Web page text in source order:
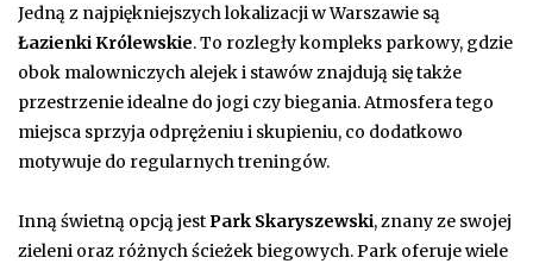
Jedną z najpiękniejszych lokalizacji w Warszawie są
Łazienki Królewskie. To rozległy kompleks parkowy, gdzie
obok malowniczych alejek i stawów znajdują się także
przestrzenie idealne do jogi czy biegania. Atmosfera tego
miejsca sprzyja odprężeniu i skupieniu, co dodatkowo
motywuje do regularnych treningów.
Inną świetną opcją jestPark Skaryszewski, znany ze swojej
zieleni oraz różnych ścieżek biegowych. Park oferuje wiele